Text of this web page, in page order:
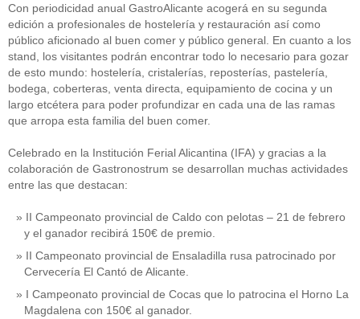
Con periodicidad anual GastroAlicante acogerá en su segunda
edición a profesionales de hostelería y restauración así como
público aficionado al buen comer y público general. En cuanto a los
stand, los visitantes podrán encontrar todo lo necesario para gozar
de esto mundo: hostelería, cristalerías, reposterías, pastelería,
bodega, coberteras, venta directa, equipamiento de cocina y un
largo etcétera para poder profundizar en cada una de las ramas
que arropa esta familia del buen comer.
Celebrado en la Institución Ferial Alicantina (IFA) y gracias a la
colaboración de Gastronostrum se desarrollan muchas actividades
entre las que destacan:
II Campeonato provincial de Caldo con pelotas – 21 de febrero
y el ganador recibirá 150€ de premio.
II Campeonato provincial de Ensaladilla rusa patrocinado por
Cervecería El Cantó de Alicante.
I Campeonato provincial de Cocas que lo patrocina el Horno La
Magdalena con 150€ al ganador.